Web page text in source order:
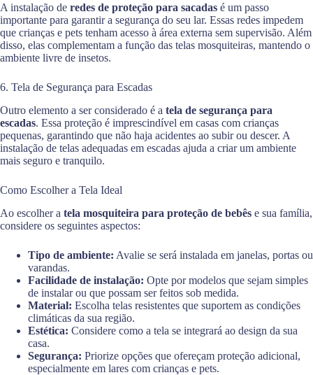
A instalação de redes de proteção para sacadas é um passo
importante para garantir a segurança do seu lar. Essas redes impedem
que crianças e pets tenham acesso à área externa sem supervisão. Além
disso, elas complementam a função das telas mosquiteiras, mantendo o
ambiente livre de insetos.
6. Tela de Segurança para Escadas
Outro elemento a ser considerado é a tela de segurança para
escadas. Essa proteção é imprescindível em casas com crianças
pequenas, garantindo que não haja acidentes ao subir ou descer. A
instalação de telas adequadas em escadas ajuda a criar um ambiente
mais seguro e tranquilo.
Como Escolher a Tela Ideal
Ao escolher a tela mosquiteira para proteção de bebês e sua família,
considere os seguintes aspectos:
Tipo de ambiente: Avalie se será instalada em janelas, portas ou
varandas.
Facilidade de instalação: Opte por modelos que sejam simples
de instalar ou que possam ser feitos sob medida.
Material: Escolha telas resistentes que suportem as condições
climáticas da sua região.
Estética: Considere como a tela se integrará ao design da sua
casa.
Segurança: Priorize opções que ofereçam proteção adicional,
especialmente em lares com crianças e pets.